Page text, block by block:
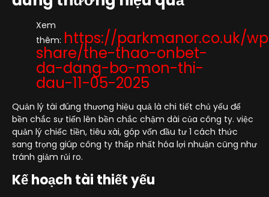
Xem
thêm: https://parkmanor.co.uk/
share/the-thao-onbet-
da-dang-bo-mon-thi-
dau-11-05-2025
Quản lý tài đúng thương hiệu quả là chi tiết chủ yếu để
bền chắc sự tiến lên bền chắc chậm dài của công ty. việc
quản lý chiếc tiền, tiêu xài, góp vốn đầu tư 1 cách thức
sang trọng giúp công ty thấp nhất hóa lợi nhuận cũng như
tránh giảm rủi ro.
Kế hoạch tài thiết yếu